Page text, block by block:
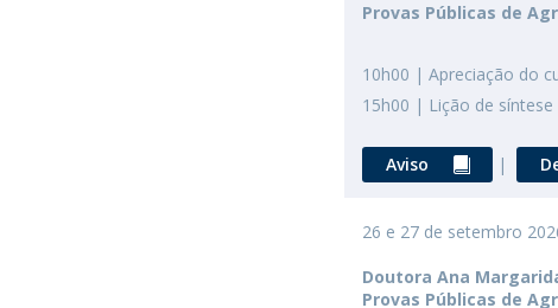
Provas Públicas de
10h00 | Apreciação do
15h00 | Lição de síntese
Aviso |
26 e 27 de setembro
Doutora Ana
Provas Públicas de